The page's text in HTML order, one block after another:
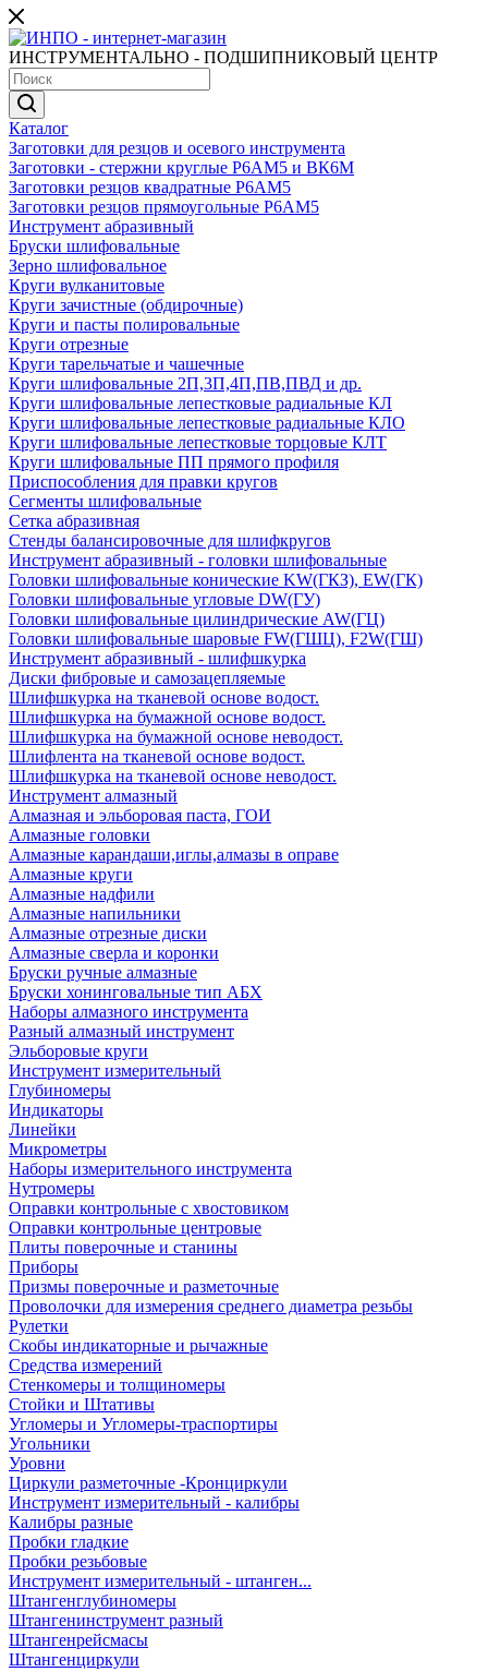
ИНСТРУМЕНТАЛЬНО - ПОДШИПНИКОВЫЙ ЦЕНТР
Каталог
Заготовки для резцов и осевого инструмента
Заготовки - стержни круглые Р6АМ5 и ВК6М
Заготовки резцов квадратные Р6АМ5
Заготовки резцов прямоугольные Р6АМ5
Инструмент абразивный
Бруски шлифовальные
Зерно шлифовальное
Круги вулканитовые
Круги зачистные (обдирочные)
Круги и пасты полировальные
Круги отрезные
Круги тарельчатые и чашечные
Круги шлифовальные 2П,3П,4П,ПВ,ПВД и др.
Круги шлифовальные лепестковые радиальные КЛ
Круги шлифовальные лепестковые радиальные КЛО
Круги шлифовальные лепестковые торцовые КЛТ
Круги шлифовальные ПП прямого профиля
Приспособления для правки кругов
Сегменты шлифовальные
Сетка абразивная
Стенды балансировочные для шлифкругов
Инструмент абразивный - головки шлифовальные
Головки шлифовальные конические KW(ГКЗ), EW(ГК)
Головки шлифовальные угловые DW(ГУ)
Головки шлифовальные цилиндрические AW(ГЦ)
Головки шлифовальные шаровые FW(ГШЦ), F2W(ГШ)
Инструмент абразивный - шлифшкурка
Диски фибровые и самозацепляемые
Шлифшкурка на тканевой основе водост.
Шлифшкурка на бумажной основе водост.
Шлифшкурка на бумажной основе неводост.
Шлифлента на тканевой основе водост.
Шлифшкурка на тканевой основе неводост.
Инструмент алмазный
Алмазная и эльборовая паста, ГОИ
Алмазные головки
Алмазные карандаши,иглы,алмазы в оправе
Алмазные круги
Алмазные надфили
Алмазные напильники
Алмазные отрезные диски
Алмазные сверла и коронки
Бруски ручные алмазные
Бруски хонинговальные тип АБХ
Наборы алмазного инструмента
Разный алмазный инструмент
Эльборовые круги
Инструмент измерительный
Глубиномеры
Индикаторы
Линейки
Микрометры
Наборы измерительного инструмента
Нутромеры
Оправки контрольные с хвостовиком
Оправки контрольные центровые
Плиты поверочные и станины
Приборы
Призмы поверочные и разметочные
Проволочки для измерения среднего диаметра резьбы
Рулетки
Скобы индикаторные и рычажные
Средства измерений
Стенкомеры и толщиномеры
Стойки и Штативы
Угломеры и Угломеры-траспортиры
Угольники
Уровни
Циркули разметочные -Кронциркули
Инструмент измерительный - калибры
Калибры разные
Пробки гладкие
Пробки резьбовые
Инструмент измерительный - штанген...
Штангенглубиномеры
Штангенинструмент разный
Штангенрейсмасы
Штангенциркули